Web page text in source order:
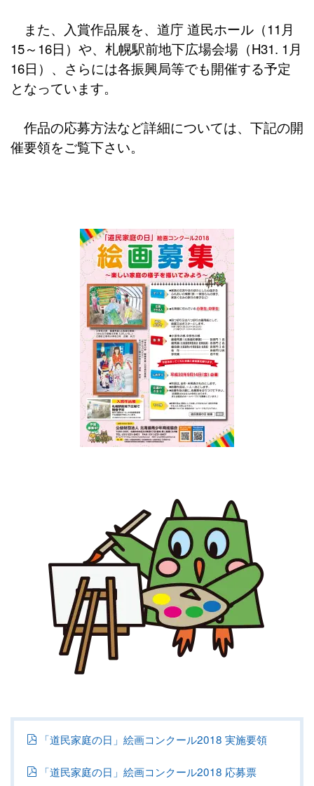
また、入賞作品展を、道庁 道民ホール（11月
15～16日）や、札幌駅前地下広場会場（H31. 1月
16日）、さらには各振興局等でも開催する予定
となっています。
作品の応募方法など詳細については、下記の開
催要領をご覧下さい。
「道民家庭の日」絵画コンクール2018 実施要領
「道民家庭の日」絵画コンクール2018 応募票